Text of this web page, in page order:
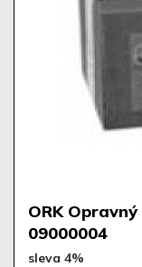
ORK
09000004
sleva 4%